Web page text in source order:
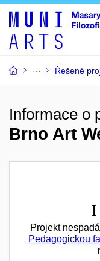
Řešené
Informace o
Brno Art
Projekt
Pedagogickou